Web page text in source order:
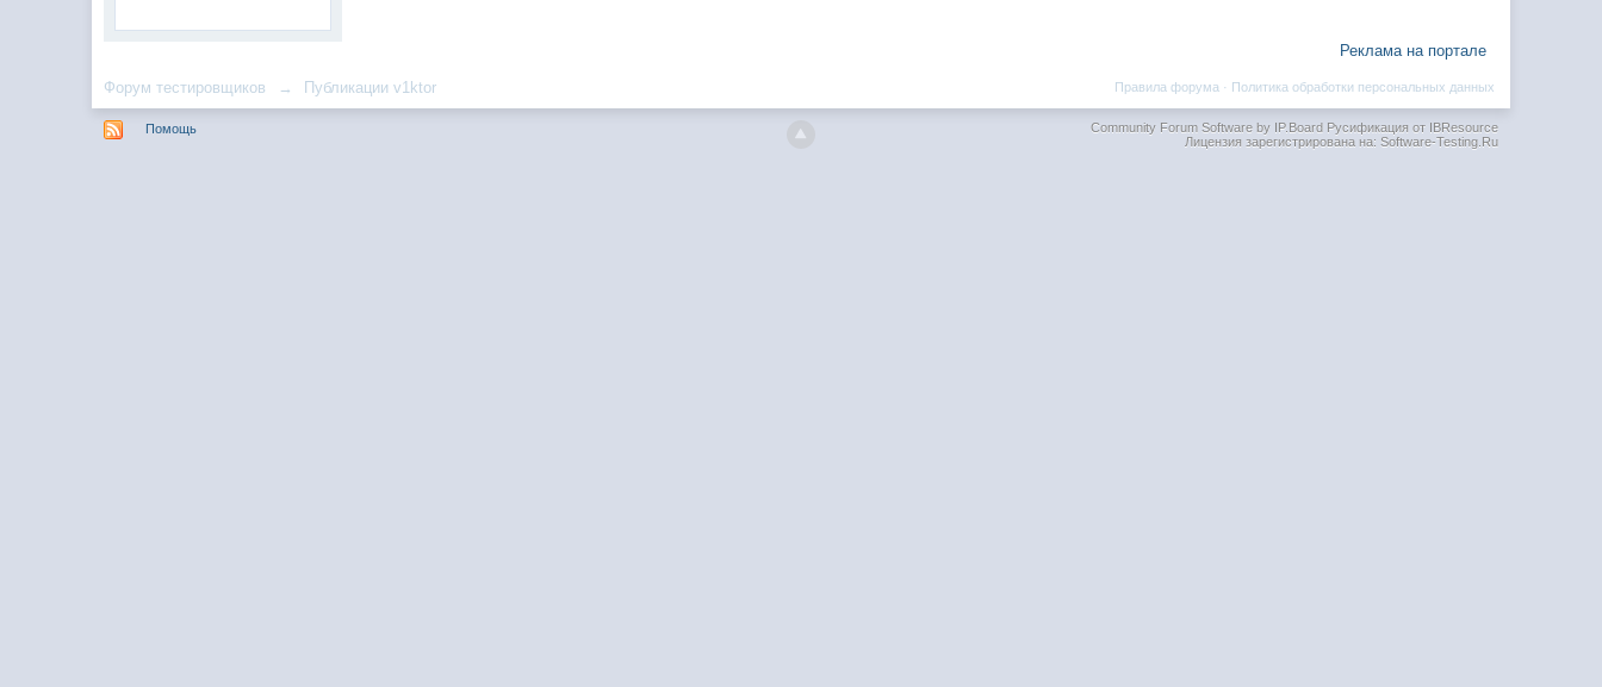
Реклама на портале
Форум тестировщиков → Публикации v1ktor Политика обработки персональных данных
Правила форума ·
Помощь Community Forum Software by IP.BoardРусификация от IBResource
Лицензия зарегистрирована на: Software-Testing.Ru